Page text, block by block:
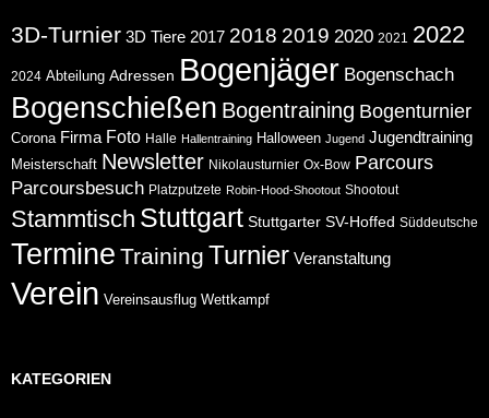
3D-Turnier 3D Tiere 2017 2018 2019 2020 2021 2022
2024 Abteilung Adressen Bogenjäger Bogenschach
Bogenschießen Bogentraining Bogenturnier
Corona Firma Foto Halle Hallentraining Halloween Jugend Jugendtraining
Meisterschaft Newsletter Nikolausturnier Ox-Bow Parcours
Parcoursbesuch Platzputzete Robin-Hood-Shootout Shootout
Stammtisch Stuttgart Stuttgarter SV-Hoffed Süddeutsche
Termine Training Turnier Veranstaltung
Verein Vereinsausflug Wettkampf
KATEGORIEN